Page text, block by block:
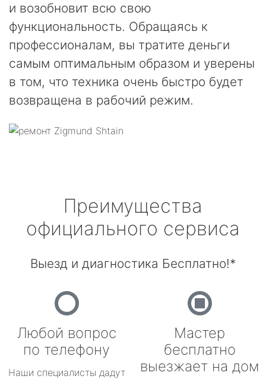
и возобновит всю свою
функциональность. Обращаясь к
профессионалам, вы тратите деньги
самым оптимальным образом и уверены
в том, что техника очень быстро будет
возвращена в рабочий режим.
Преимущества
официального сервиса
Выезд и диагностика Бесплатно!*
Любой вопрос
по телефону
Наши специалисты дадут
Мастер
бесплатно
выезжает на дом